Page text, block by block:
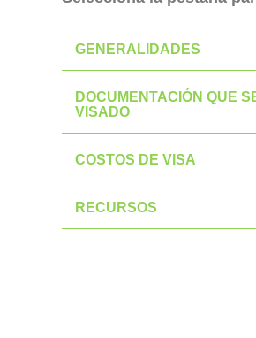
GENERALIDADES
DOCUMENTACIÓN QUE
VISADO
COSTOS DE VISA
RECURSOS